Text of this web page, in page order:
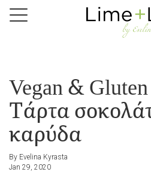
Skip
to
Vegan &
Τάρτα
καρύδα
By Evelina Kyrasta
Jan 29, 2020